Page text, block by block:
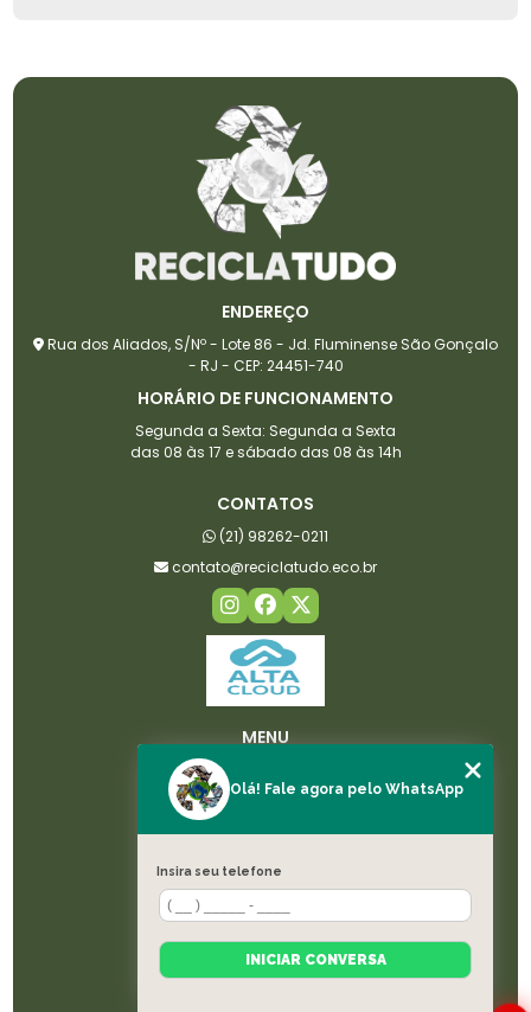
ENDEREÇO
Rua dos Aliados, S/Nº - Lote 86 - Jd. Fluminense São Gonçalo
- RJ - CEP: 24451-740
HORÁRIO DE FUNCIONAMENTO
Segunda a Sexta: Segunda a Sexta
das 08 às 17 e sábado das 08 às 14h
CONTATOS
(21) 98262-0211
contato@reciclatudo.eco.br
MENU
LICENÇAS
BLOG
CONTATO
CATEGORIAS
Olá! Fale agora pelo WhatsApp
Insira seu telefone
INICIAR CONVERSA